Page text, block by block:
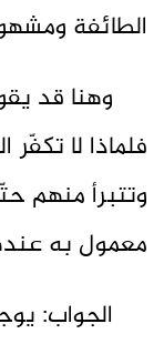
الطائفة
وهنا قد
فلماذا لا
وتتبرأ منهم
معمول به
الجواب: